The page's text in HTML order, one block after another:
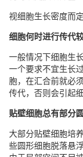
视细胞生长密度而
细胞何时进行传代
一般情况下细胞生
一个要求不宜生长
胞，在汇合前就必
传代，否则会引起
贴壁细胞总有部分
大部分贴壁细胞培
些圆形细胞脱落悬